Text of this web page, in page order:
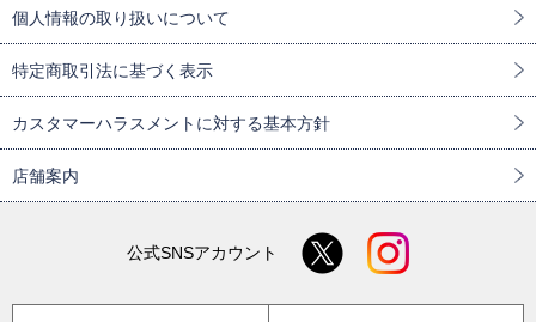
個人情報の取り扱いについて
特定商取引法に基づく表示
カスタマーハラスメントに対する基本方針
店舗案内
公式SNSアカウント